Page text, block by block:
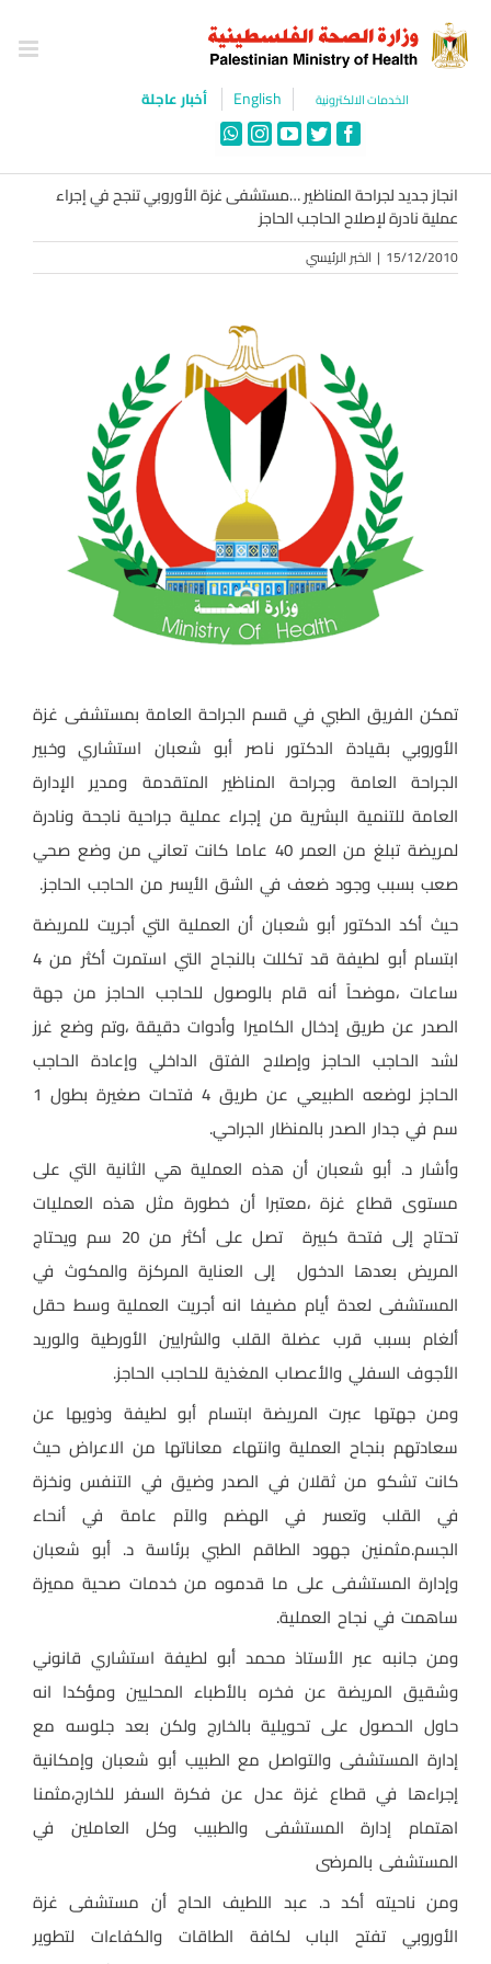
content
الخدمات الالكترونية English أخبار عاجلة
Facebook
Twitter
YouTube
Instagram
WhatsApp
انجاز جديد لجراحة المناظير …مستشفى غزة الأوروبي تنجح في إجراء
عملية نادرة لإصلاح الحاجب الحاجز
15/12/2010
| الخبر الرئيسي
تمكن الفريق الطبي في قسم الجراحة العامة بمستشفى غزة
الأوروبي بقيادة الدكتور ناصر أبو شعبان استشاري وخبير
الجراحة العامة وجراحة المناظير المتقدمة ومدير الإدارة
العامة للتنمية البشرية من إجراء عملية جراحية ناجحة ونادرة
لمريضة تبلغ من العمر 40 عاما كانت تعاني من وضع صحي
صعب بسبب وجود ضعف في الشق الأيسر من الحاجب الحاجز.
حيث أكد الدكتور أبو شعبان أن العملية التي أجريت للمريضة
ابتسام أبو لطيفة قد تكللت بالنجاح التي استمرت أكثر من 4
ساعات ،موضحاً أنه قام بالوصول للحاجب الحاجز من جهة
الصدر عن طريق إدخال الكاميرا وأدوات دقيقة ،وتم وضع غرز
لشد الحاجب الحاجز وإصلاح الفتق الداخلي وإعادة الحاجب
الحاجز لوضعه الطبيعي عن طريق 4 فتحات صغيرة بطول 1
سم في جدار الصدر بالمنظار الجراحي.
وأشار د. أبو شعبان أن هذه العملية هي الثانية التي على
مستوى قطاع غزة ،معتبرا أن خطورة مثل هذه العمليات
تحتاج إلى فتحة كبيرة
تصل على أكثر من 20 سم ويحتاج
المريض بعدها الدخول إلى العناية المركزة والمكوث في
المستشفى لعدة أيام مضيفا انه أجريت العملية وسط حقل
ألغام بسبب قرب عضلة القلب والشرايين الأورطية والوريد
الأجوف السفلي والأعصاب المغذية للحاجب الحاجز.
ومن جهتها عبرت المريضة ابتسام أبو لطيفة وذويها عن
سعادتهم بنجاح العملية وانتهاء معاناتها من الاعراض حيث
كانت تشكو من ثقلان في الصدر وضيق في التنفس ونخزة
في القلب وتعسر في الهضم والآم عامة في أنحاء
الجسم.مثمنين جهود الطاقم الطبي برئاسة د. أبو شعبان
وإدارة المستشفى على ما قدموه من خدمات صحية مميزة
ساهمت في نجاح العملية.
ومن جانبه عبر الأستاذ محمد أبو لطيفة استشاري قانوني
وشقيق المريضة عن فخره بالأطباء المحليين ومؤكدا انه
حاول الحصول على تحويلية بالخارج ولكن بعد جلوسه مع
إدارة المستشفى والتواصل مع الطبيب أبو شعبان وإمكانية
إجراءها في قطاع غزة عدل عن فكرة السفر للخارج،مثمنا
اهتمام إدارة المستشفى والطبيب وكل العاملين في
المستشفى بالمرضى
ومن ناحيته أكد د. عبد اللطيف الحاج أن مستشفى غزة
الأوروبي تفتح الباب لكافة الطاقات والكفاءات لتطوير